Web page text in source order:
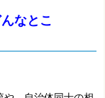
なとこ